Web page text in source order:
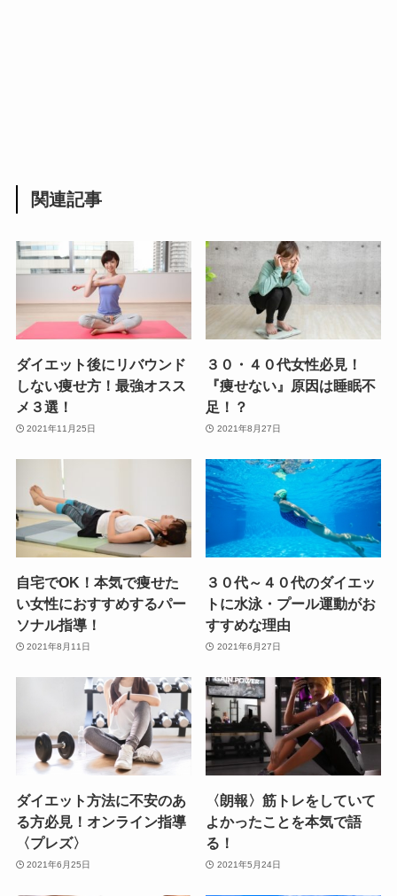
関連記事
ダイエット後にリバウンド
しない痩せ方！最強オスス
メ３選！
2021年11月25日
３０・４０代女性必見！
『痩せない』原因は睡眠不
足！？
2021年8月27日
自宅でOK！本気で痩せた
い女性におすすめするパー
ソナル指導！
2021年8月11日
３０代～４０代のダイエッ
トに水泳・プール運動がお
すすめな理由
2021年6月27日
ダイエット方法に不安のあ
る方必見！オンライン指導
〈プレズ〉
2021年6月25日
〈朗報〉筋トレをしていて
よかったことを本気で語
る！
2021年5月24日